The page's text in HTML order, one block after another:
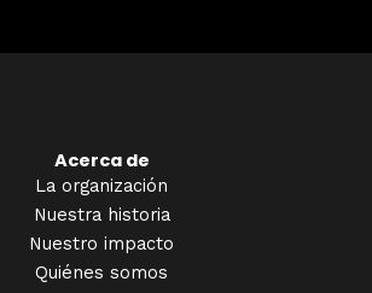
Acerca de
La organización
Nuestra historia
Nuestro impacto
Quiénes somos